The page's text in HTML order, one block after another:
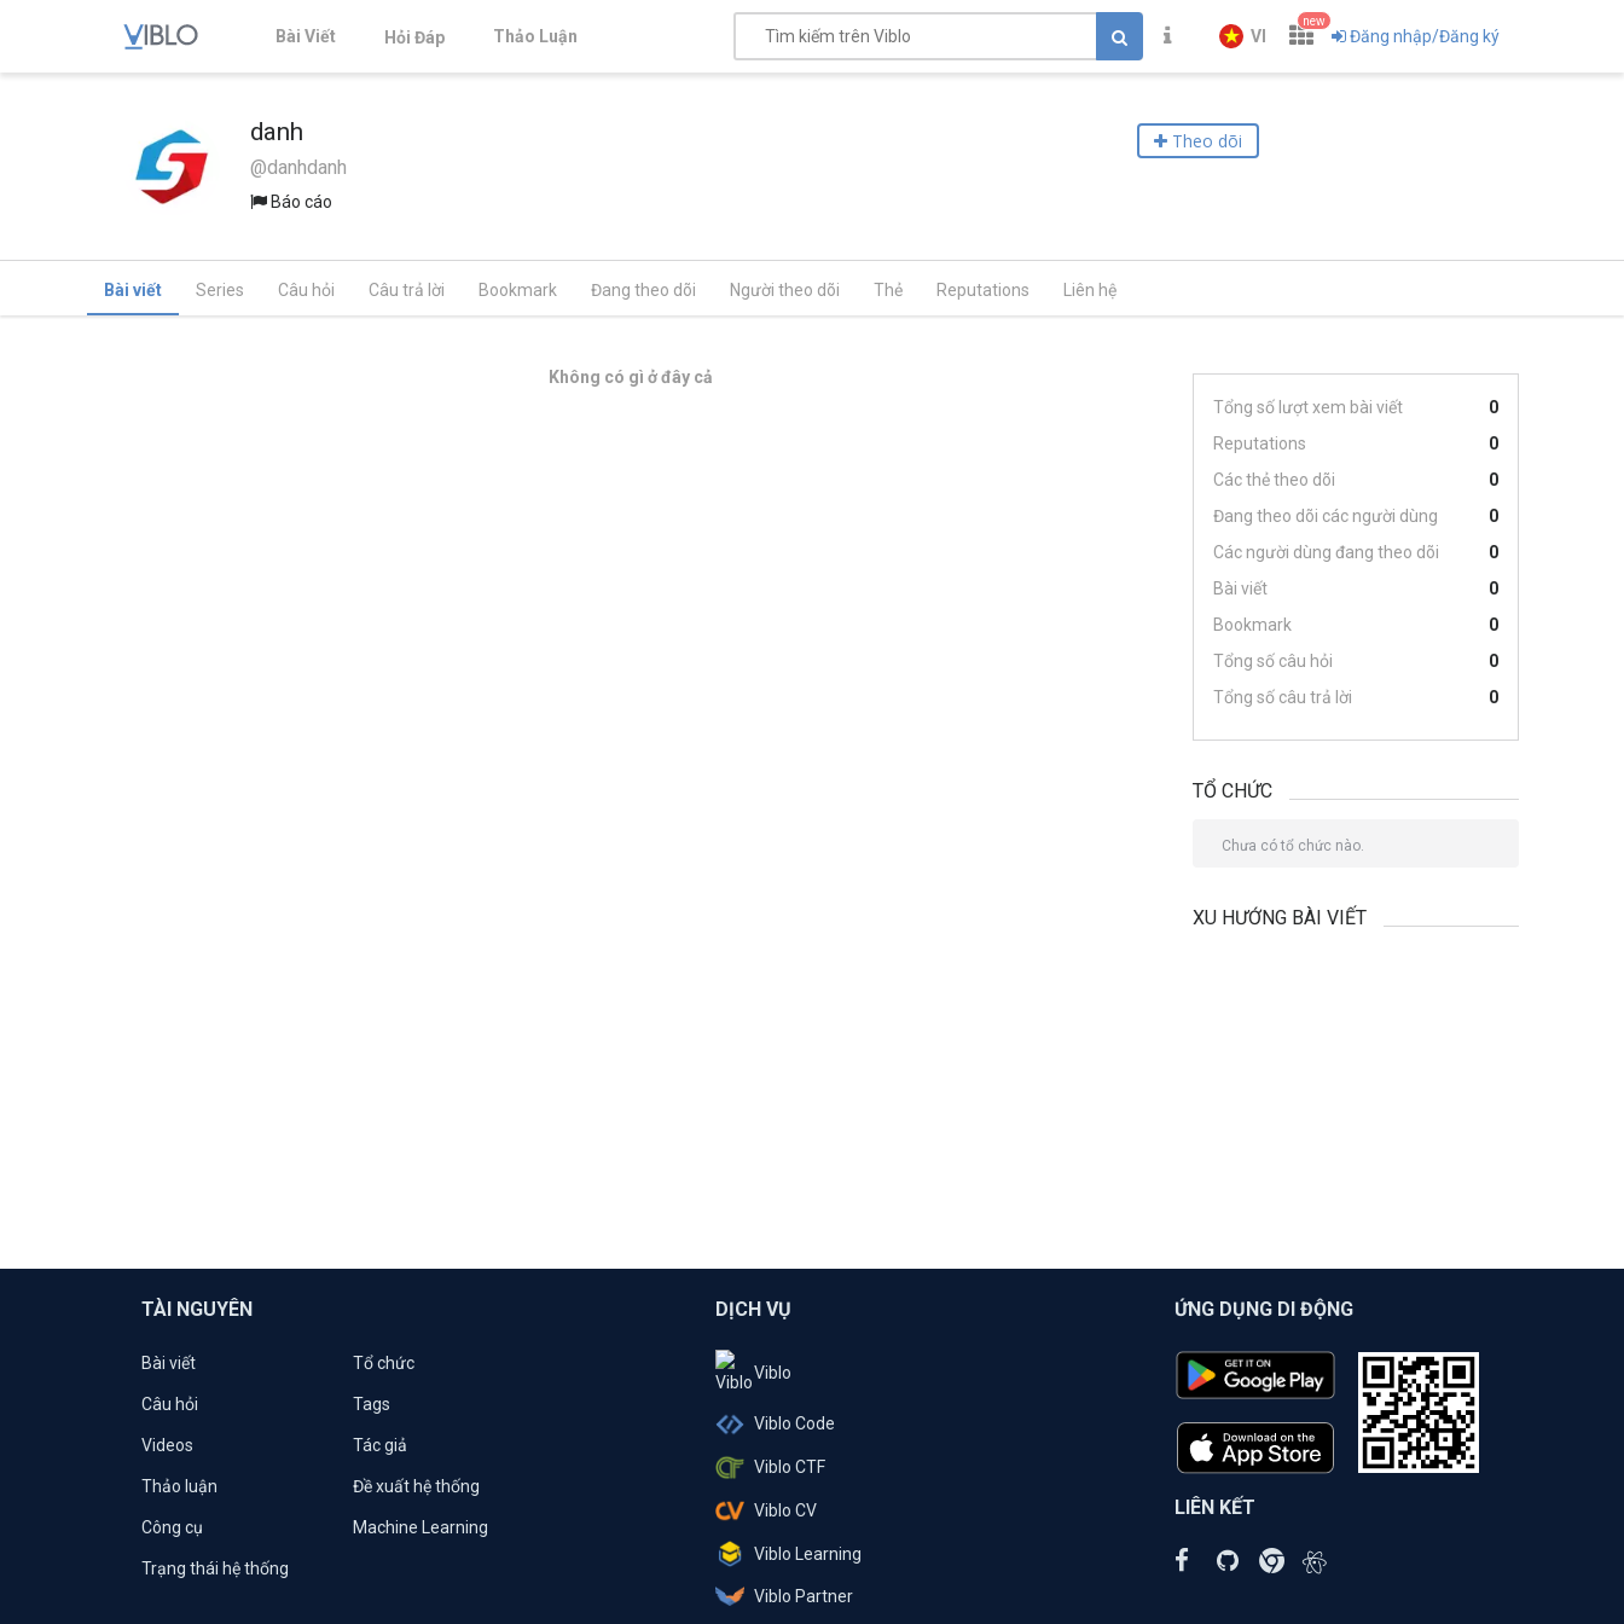
Bài Viết Hỏi Đáp Thảo Luận VI
new
Đăng nhập/Đăng ký
danh
@danhdanh
Báo cáo
Theo dõi
Bài viết Series Câu hỏi Câu trả lời Bookmark Đang theo dõi Người theo dõi Thẻ Reputations Liên hệ
Không có gì ở đây cả
Tổng số lượt xem bài viết
0
Reputations
0
Các thẻ theo dõi
0
Đang theo dõi các người dùng
0
Các người dùng đang theo dõi
0
Bài viết
0
Bookmark
0
Tổng số câu hỏi
0
Tổng số câu trả lời
0
TỔ CHỨC
Chưa có tổ chức nào.
XU HƯỚNG BÀI VIẾT
TÀI NGUYÊN
Bài viết Tổ chức
Câu hỏi Tags
Videos Tác giả
Thảo luận Đề xuất hệ thống
Công cụ Machine Learning
Trạng thái hệ thống
DỊCH VỤ
Viblo
Viblo Code
Viblo CTF
Viblo CV
Viblo Learning
Viblo Partner
ỨNG DỤNG DI ĐỘNG
LIÊN KẾT